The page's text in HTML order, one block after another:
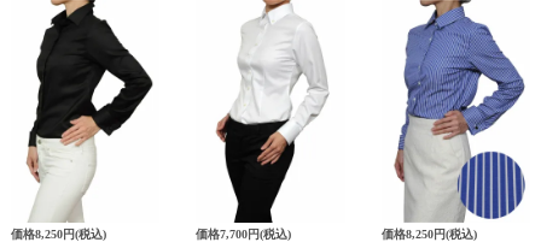
価格8,250円(税込) 価格7,700円(税込) 価格8,250円(税込)